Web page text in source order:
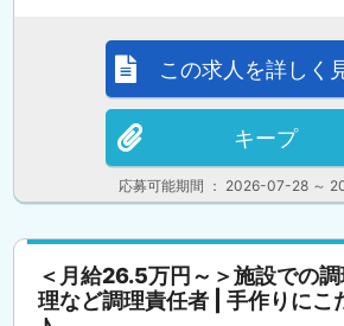
応募可能期間 ： 2026-07-28 ～
この求人を詳しく
キープ
＜月給26.5万円～＞施設での
理など調理責任者 | 手作りにこ